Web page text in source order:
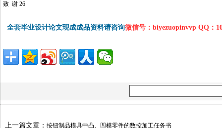
致 谢 26
全套毕业设计论文现成成品资料请咨询微信号：biyezuopinvvp QQ
上一篇文章： 按钮制品模具中凸、凹模零件的数控加工任务书